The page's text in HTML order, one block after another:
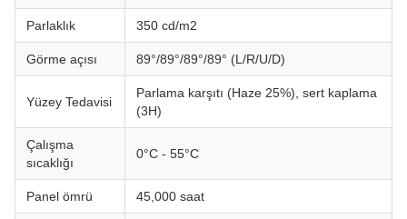
Parlaklık 350 cd/m2
Görme açısı 89°/89°/89°/89° (L/R/U/D)
Yüzey Tedavisi
Parlama karşıtı (Haze 25%), sert kaplama
(3H)
Çalışma
sıcaklığı
0°C - 55°C
Panel ömrü 45,000 saat